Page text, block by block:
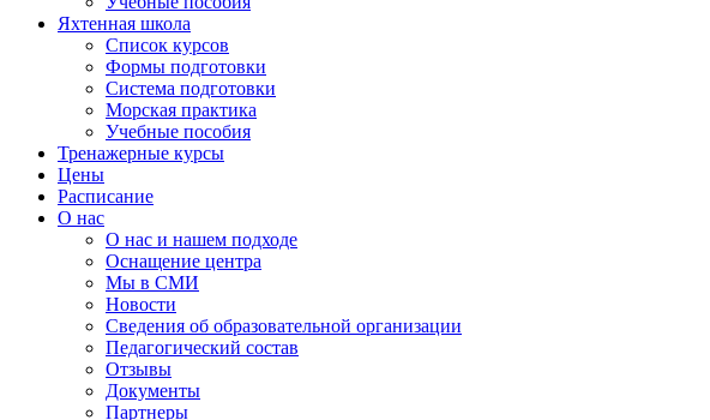
Яхтенная школа
Список курсов
Формы подготовки
Cистема подготовки
Морская практика
Учебные пособия
Тренажерные курсы
Цены
Расписание
О нас
О нас и нашем подходе
Оснащение центра
Мы в СМИ
Новости
Сведения об образовательной организации
Педагогический состав
Отзывы
Документы
Партнеры